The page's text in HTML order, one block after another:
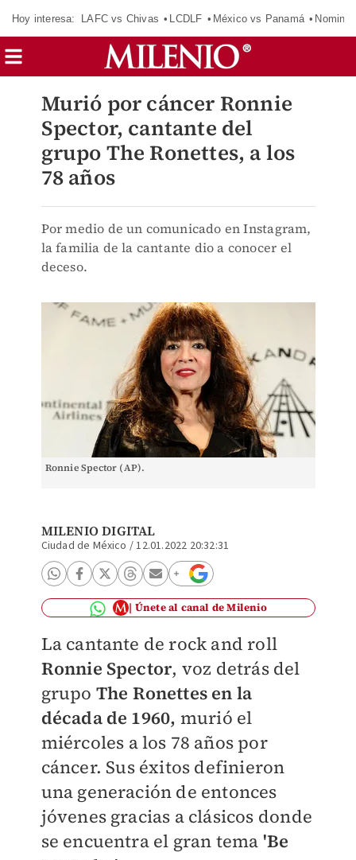
Hoy interesa: LAFC vs Chivas LCDLF México vs Panamá
Murió por cáncer Ronnie
Spector, cantante del
grupo The Ronettes, a los
78 años
Por medio de un comunicado en Instagram,
la familia de la cantante dio a conocer el
deceso.
Ronnie Spector (AP).
MILENIO DIGITAL
Ciudad de México /12.01.2022 20:32:31
Únete al canal de Milenio
La cantante de rock and roll
Ronnie Spector, voz detrás del
grupo The Ronettes en la
década de 1960, murió el
miércoles a los 78 años por
cáncer. Suséxitos definieron
una generación de entonces
jóvenes gracias a clásicos donde
se encuentra el gran tema 'Be